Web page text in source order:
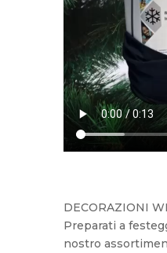
DECORAZIONI
Preparati a
nostro